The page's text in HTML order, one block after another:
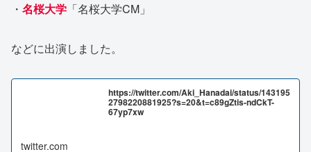
・ 名桜大学 「名桜大学CM」
などに出演しました。
https://twitter.com/Aki_Hanadai/status/143195
2798220881925?s=20&t=c89gZtis-ndCkT-
67yp7xw
twitter.com